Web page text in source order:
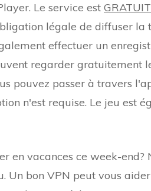
Le service est
légale de diffuser la
effectuer un
regarder gratuitement
pouvez passer à travers
n'est requise. Le jeu est
en vacances ce week-end?
Un bon VPN peut vous